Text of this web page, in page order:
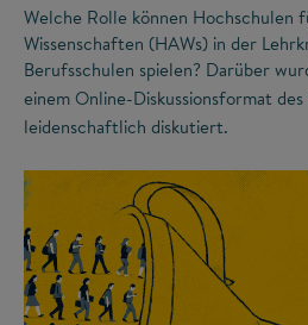
Welche Rolle können Hochschulen
Wissenschaften (HAWs) in der
Berufsschulen spielen? Darüber
einem Online-Diskussionsformat
leidenschaftlich diskutiert.